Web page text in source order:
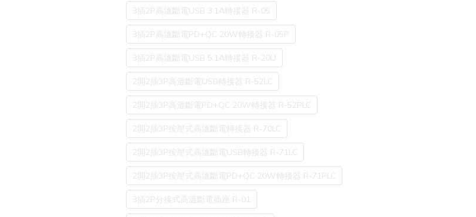
3插2P高溫斷電USB 3.1A轉接器 R-05
3插2P高溫斷電PD+QC 20W轉接器 R-05P
3插2P高溫斷電USB 5.1A轉接器 R-20U
2開2插3P高溫斷電USB轉接器 R-52LC
2開2插3P高溫斷電PD+QC 20W轉接器 R-52PLC
2開2插3P按壓式高溫斷電轉接器 R-70LC
2開2插3P按壓式高溫斷電USB轉接器 R-71LC
2開2插3P按壓式高溫斷電PD+QC 20W轉接器 R-71PLC
3插2P分接式高溫斷電插座 R-01